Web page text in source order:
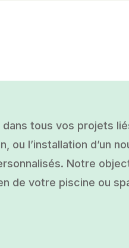
tous vos projets
ou l’installation d’un
Notre
de votre piscine ou